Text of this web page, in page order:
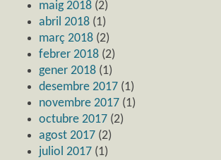
maig 2018 (2)
abril 2018 (1)
març 2018 (2)
febrer 2018 (2)
gener 2018 (1)
desembre 2017 (1)
novembre 2017 (1)
octubre 2017 (2)
agost 2017 (2)
juliol 2017 (1)